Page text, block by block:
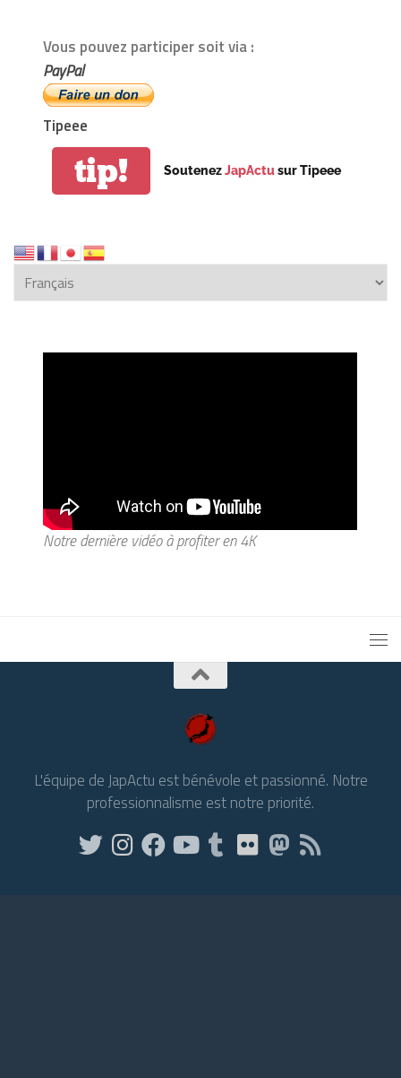
Vous pouvez participer soit via :
PayPal
Tipeee
tip! SoutenezJapActusur Tipeee
Notre dernière vidéo à profiter en 4K
L'équipe de JapActu est bénévole et passionné. Notre
professionnalisme est notre priorité.